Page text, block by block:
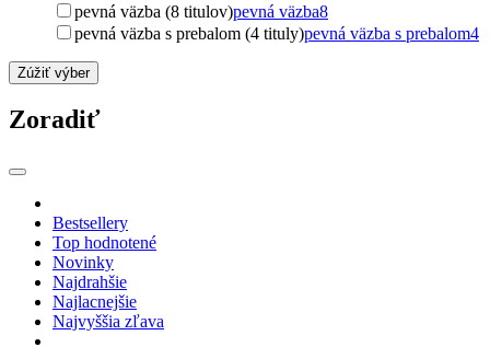
pevná väzba (8 titulov)pevná väzba8
pevná väzba s prebalom (4 tituly)pevná väzba s prebalom4
Zúžiť výber
Zoradiť
Bestsellery
Top hodnotené
Novinky
Najdrahšie
Najlacnejšie
Najvyššia zľava